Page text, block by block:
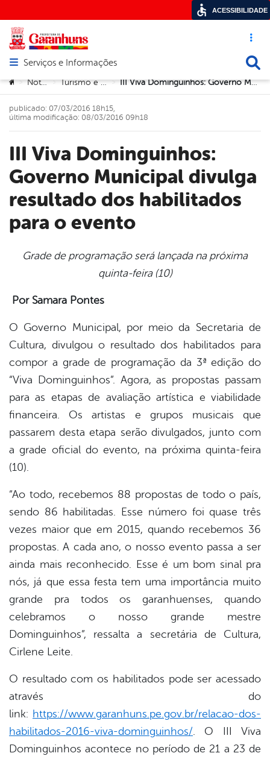
Acesso
Abrir menu principal de navegação
Serviços e Informações
Você está aqui:
> Notícias > Turismo e Cultura > III Viva Dominguinhos: Governo Municipal divulga resultado dos habilitados para o evento‏
III Viva Dominguinhos:
Governo Municipal divulga
resultado dos habilitados
publicado: 07/03/2016 18h15,
última modificação: 08/03/2016 09h18
Grade de programação será lançada na próxima
quinta-feira (10)
Por Samara Pontes
O Governo Municipal, por meio da Secretaria de
Cultura, divulgou o resultado dos habilitados para
compor a grade de programação da 3ª edição do
“Viva Dominguinhos”. Agora, as propostas passam
para as etapas de avaliação artística e viabilidade
financeira. Os artistas e grupos musicais que
passarem desta etapa serão divulgados, junto com
a grade oficial do evento, na próxima quinta-feira
(10).
“Ao todo, recebemos 88 propostas de todo o país,
sendo 86 habilitadas. Esse número foi quase três
vezes maior que em 2015, quando recebemos 36
propostas. A cada ano, o nosso evento passa a ser
ainda mais reconhecido. Esse é um bom sinal pra
nós, já que essa festa tem uma importância muito
grande pra todos os garanhuenses, quando
celebramos o nosso grande mestre
Dominguinhos”, ressalta a secretária de Cultura,
Cirlene Leite.
O resultado com os habilitados pode ser acessado
através do
link: https://www.garanhuns.pe.gov.br/relacao-dos-
habilitados-2016-viva-dominguinhos/. O III Viva
Dominguinhos acontece no período de 21 a 23 de
ACESSIBILIDADE